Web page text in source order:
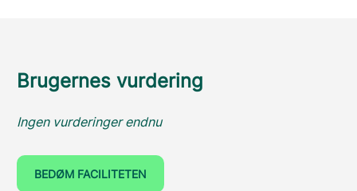
Brugernes vurdering
Ingen vurderinger endnu
BEDØM FACILITETEN